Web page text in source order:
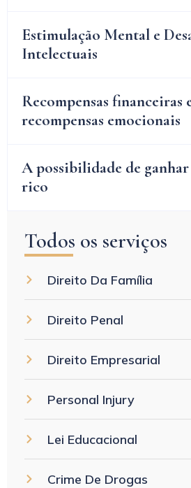
Todos os serviços
Direito Da Família
Direito Penal
Direito Empresarial
Personal Injury
Lei Educacional
Crime De Drogas
Estimulação Mental e
Intelectuais
Recompensas financeiras
recompensas emocionais
A possibilidade de
rico